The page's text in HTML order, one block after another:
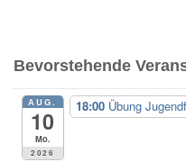
n
n
Bevorstehende
AUG.
10
Mo.
2026
18:00 Übung